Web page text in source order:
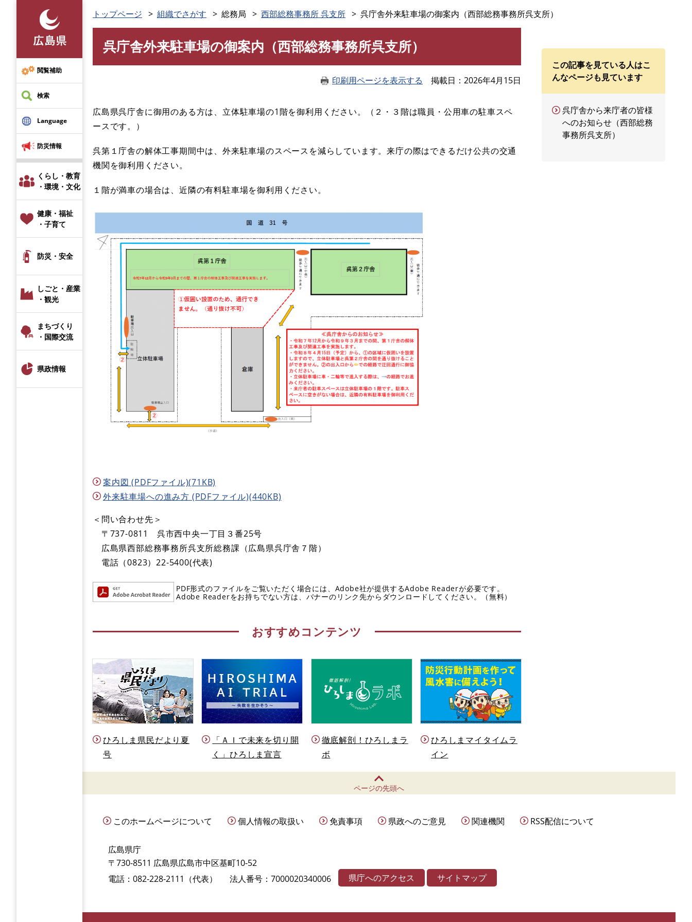
先
頭
で
す
閲覧補助
検索
Language
防災情報
くらし・教育
・環境・文化
健康・福祉
・子育て
防災・安全
しごと・産業
・観光
まちづくり
・国際交流
県政情報
トップページ 組織でさがす 総務局 西部総務事務所 呉支所 呉庁舎外来駐車場の御案内（西部総務事務所呉支所）
呉庁舎外来駐車場の御案内（西部総務事務所呉支所）
印刷用ページを表示する 掲載日 2026年4月15日
広島県呉庁舎に御用のある方は、立体駐車場の1階を御利用ください。（２・３階は職員・公用車の駐車スペ
ースです。）
呉第１庁舎の解体工事期間中は、外来駐車場のスペースを減らしています。来庁の際はできるだけ公共の交通
機関を御利用ください。
１階が満車の場合は、近隣の有料駐車場を御利用ください。
案内図 (PDFファイル)(71KB)
外来駐車場への進み方 (PDFファイル)(440KB)
＜問い合わせ先＞
〒737-0811 呉市西中央一丁目３番25号
広島県西部総務事務所呉支所総務課（広島県呉庁舎７階）
電話（0823）22‐5400(代表)
PDF形式のファイルをご覧いただく場合には、Adobe社が提供するAdobe Readerが必要です。
Adobe Readerをお持ちでない方は、バナーのリンク先からダウンロードしてください。（無料）
おすすめコンテンツ
ひろしま県民だより夏
号
「ＡＩで未来を切り開
く」ひろしま宣言
徹底解剖！ひろしまラ
ボ
ひろしまマイタイムラ
イン
この記事を見ている人はこ
んなページも見ています
呉庁舎から来庁者の皆様
へのお知らせ（西部総務
事務所呉支所）
ページの先頭へ
このホームページについて 個人情報の取扱い 免責事項 県政へのご意見 関連機関 RSS配信について
広島県庁
〒730-8511 広島県広島市中区基町10-52
電話：082-228-2111（代表）
法人番号：7000020340006 県庁へのアクセス サイトマップ